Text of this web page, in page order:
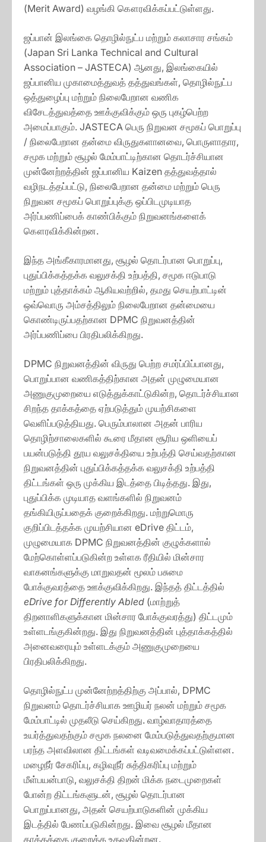
(Merit Award) வழங்கி கௌரவிக்கப்பட்டுள்ளது.
ஜப்பான் இலங்கை தொழில்நுட்ப மற்றும் கலாசார சங்கம்
(Japan Sri Lanka Technical and Cultural
Association – JASTECA) ஆனது, இலங்கையில்
ஜப்பானிய முகாமைத்துவத் தத்துவங்கள், தொழில்நுட்ப
ஒத்துழைப்பு மற்றும் நிலைபேறான வணிக
விசேடத்துவத்தை ஊக்குவிக்கும் ஒரு புகழ்பெற்ற
அமைப்பாகும். JASTECA பெரு நிறுவன சமூகப் பொறுப்பு
/ நிலைபேறான தன்மை விருதுகளானவை, பொருளாதார,
சமூக மற்றும் சூழல் மேம்பாட்டிற்கான தொடர்ச்சியான
முன்னேற்றத்தின் ஜப்பானிய Kaizen தத்துவத்தால்
வழிநடத்தப்பட்டு, நிலைபேறான தன்மை மற்றும் பெரு
நிறுவன சமூகப் பொறுப்புக்கு ஒப்பிடமுடியாத
அர்ப்பணிப்பைக் காண்பிக்கும் நிறுவனங்களைக்
கௌரவிக்கின்றன.
இந்த அங்கீகாரமானது, சூழல் தொடர்பான பொறுப்பு,
புதுப்பிக்கத்தக்க வலுசக்தி உற்பத்தி, சமூக ஈடுபாடு
மற்றும் புத்தாக்கம் ஆகியவற்றில், தமது செயற்பாட்டின்
ஒவ்வொரு அம்சத்திலும் நிலைபேறான தன்மையை
கொண்டிருப்பதற்கான DPMC நிறுவனத்தின்
அர்ப்பணிப்பை பிரதிபலிக்கிறது.
DPMC நிறுவனத்தின் விருது பெற்ற சமர்ப்பிப்பானது,
பொறுப்பான வணிகத்திற்கான அதன் முழுமையான
அணுகுமுறையை எடுத்துக்காட்டுகின்ற, தொடர்ச்சியான
சிறந்த தாக்கத்தை ஏற்படுத்தும் முயற்சிகளை
வெளிப்படுத்தியது. பெரும்பாலான அதன் பாரிய
தொழிற்சாலைகளில் கூரை மீதான சூரிய ஒளியைப்
பயன்படுத்தி தூய வலுசக்தியை உற்பத்தி செய்வதற்கான
நிறுவனத்தின் புதுப்பிக்கத்தக்க வலுசக்தி உற்பத்தி
திட்டங்கள் ஒரு முக்கிய இடத்தை பிடித்தது. இது,
புதுப்பிக்க முடியாத வளங்களில் நிறுவனம்
தங்கியிருப்பதைக் குறைக்கிறது. மற்றுமொரு
குறிப்பிடத்தக்க முயற்சியான eDrive திட்டம்,
முழுமையாக DPMC நிறுவனத்தின் குழுக்களால்
மேற்கொள்ளப்படுகின்ற உள்ளக ரீதியில் மின்சார
வாகனங்களுக்கு மாறுவதன் மூலம் பசுமை
போக்குவரத்தை ஊக்குவிக்கிறது. இந்தத் திட்டத்தில்
eDrive for Differently Abled (மாற்றுத்
திறனாளிகளுக்கான மின்சார போக்குவரத்து) திட்டமும்
உள்ளடங்குகின்றது. இது நிறுவனத்தின் புத்தாக்கத்தில்
அனைவரையும் உள்ளடக்கும் அணுகுமுறையை
பிரதிபலிக்கிறது.
தொழில்நுட்ப முன்னேற்றத்திற்கு அப்பால், DPMC
நிறுவனம் தொடர்ச்சியாக ஊழியர் நலன் மற்றும் சமூக
மேம்பாட்டில் முதலீடு செய்கிறது. வாழ்வாதாரத்தை
உயர்த்துவதற்கும் சமூக நலனை மேம்படுத்துவதற்குமான
பரந்த அளவிலான திட்டங்கள் வடிவமைக்கப்பட்டுள்ளன.
மழைநீர் சேகரிப்பு, கழிவுநீர் சுத்திகரிப்பு மற்றும்
மீள்பயன்பாடு, வலுசக்தி திறன் மிக்க நடைமுறைகள்
போன்ற திட்டங்களுடன், சூழல் தொடர்பான
பொறுப்பானது, அதன் செயற்பாடுகளின் முக்கிய
இடத்தில் பேணப்படுகின்றது. இவை சூழல் மீதான
தாக்கத்தை குறைக்க உதவுகின்றன.